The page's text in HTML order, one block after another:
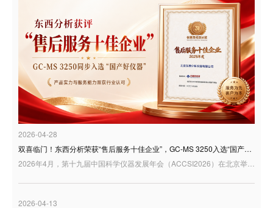
2026-04-28
双喜临门！东西分析荣获“售后服务十佳企业”，GC-MS 3250入选“国产好仪器”
2026-04-13